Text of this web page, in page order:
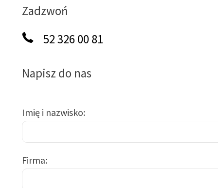
Zadzwoń
52 326 00 81
Napisz do nas
Imię i nazwisko
Firma